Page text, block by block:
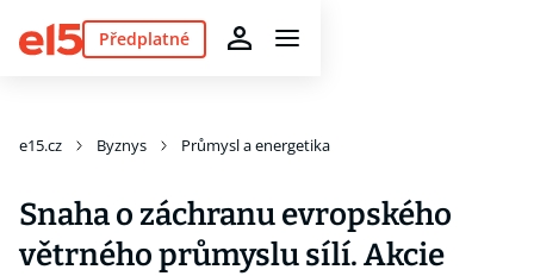
Předplatné
e15.cz Byznys Průmysl a energetika
Snaha o záchranu evropského
větrného průmyslu sílí. Akcie